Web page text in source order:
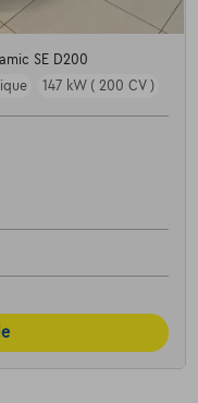
SE D200
147 kW ( 200 CV )